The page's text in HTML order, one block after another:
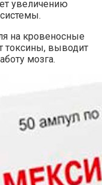
увеличению
на кровеносные
токсины, выводит
мозга.